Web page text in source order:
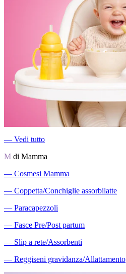
― Vedi tutto
M di Mamma
― Cosmesi Mamma
― Coppetta/Conchiglie assorbilatte
― Paracapezzoli
― Fasce Pre/Post partum
― Slip a rete/Assorbenti
― Reggiseni gravidanza/Allattamento